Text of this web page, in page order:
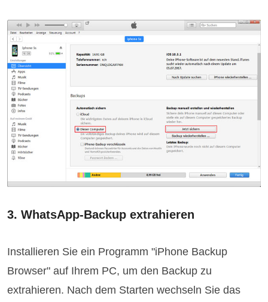
3. WhatsApp-Backup extrahieren
Installieren Sie ein Programm "iPhone Backup
Browser" auf Ihrem PC, um den Backup zu
extrahieren. Nach dem Starten wechseln Sie das